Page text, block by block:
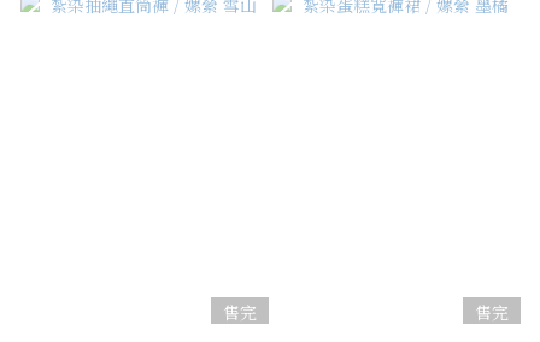
售完 售完